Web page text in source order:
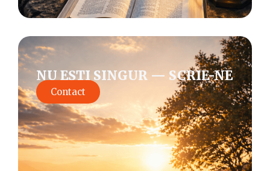
NU EȘTI SINGUR — SCRIE-NE
Contact